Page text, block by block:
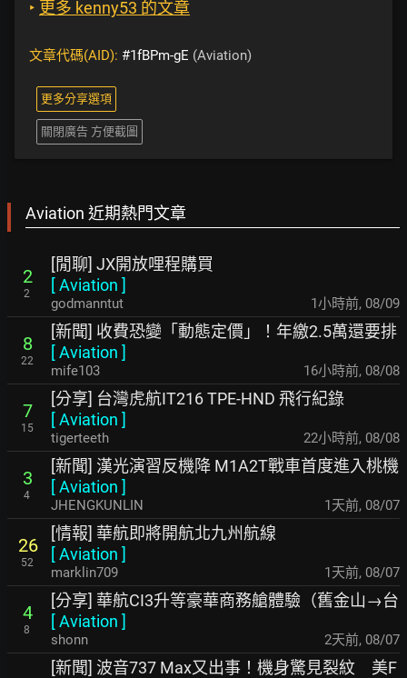
‣ 更多 kenny53 的文章
文章代碼(AID): #1fBPm-gE (Aviation)
更多分享選項
關閉廣告 方便截圖
Aviation 近期熱門文章
2
2
[閒聊] JX開放哩程購買
[Aviation ]
godmanntut 1小時前, 08/09
8
22
[新聞] 收費恐變「動態定價」！年繳2.5萬還要排
[Aviation ]
mife103 16小時前, 08/08
7
15
[分享] 台灣虎航IT216 TPE-HND 飛行紀錄
[Aviation ]
tigerteeth 22小時前, 08/08
3
4
[新聞] 漢光演習反機降 M1A2T戰車首度進入桃機
[Aviation ]
JHENGKUNLIN 1天前, 08/07
26
52
[情報] 華航即將開航北九州航線
[Aviation ]
marklin709 1天前, 08/07
4
8
[分享] 華航CI3升等豪華商務艙體驗（舊金山→台
[Aviation ]
shonn 2天前, 08/07
[新聞] 波音737 Max又出事！機身驚見裂紋 美F